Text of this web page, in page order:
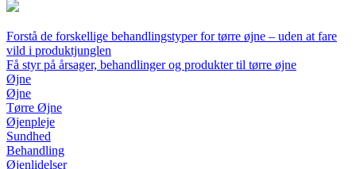
Forstå de forskellige behandlingstyper for tørre øjne – uden at fare
vild i produktjunglen
Få styr på årsager, behandlinger og produkter til tørre øjne
Øjne
Øjne
Tørre Øjne
Øjenpleje
Sundhed
Behandling
Øjenlidelser